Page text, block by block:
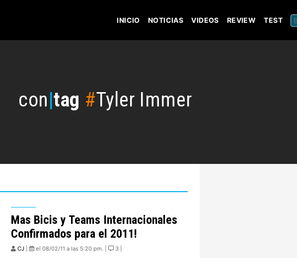
INICIO NOTICIAS VIDEOS REVIEW TEST
con|tag #Tyler Immer
Mas Bicis y Teams Internacionales
Confirmados para el 2011!
CJ el 08/02/11 a las 5:20 pm. | 3 |